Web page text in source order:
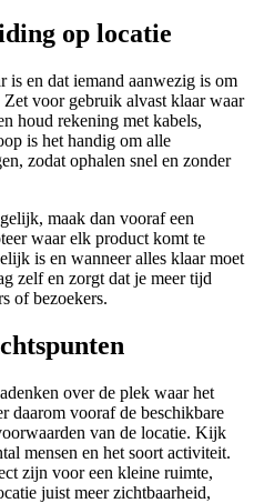
op locatie
is en dat iemand aanwezig is om
voor gebruik alvast klaar waar
houd rekening met kabels,
is het handig om alle
zodat ophalen snel en zonder
maak dan vooraf een
waar elk product komt te
is en wanneer alles klaar moet
zelf en zorgt dat je meer tijd
of bezoekers.
over de plek waar het
daarom vooraf de beschikbare
van de locatie. Kijk
mensen en het soort activiteit.
zijn voor een kleine ruimte,
juist meer zichtbaarheid,